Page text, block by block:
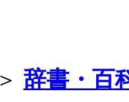
＞ 辞書・百